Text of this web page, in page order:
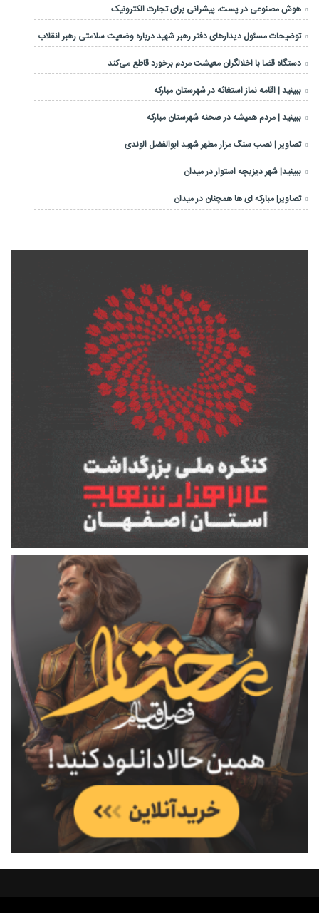
هوش مصنوعی در پست، پیشرانی برای تجارت الکترونیک
توضیحات مسئول دیدارهای دفتر رهبر شهید درباره وضعیت سلامتی رهبر انقلاب
دستگاه قضا با اخلالگران معیشت مردم برخورد قاطع می‌کند
ببینید | اقامه نماز استغاثه در شهرستان مبارکه
ببینید | مردم همیشه در صحنه شهرستان مبارکه
تصاویر | نصب سنگ مزار مطهر شهید ابوالفضل الوندی
ببینید| شهر دیزیچه استوار در میدان
تصاویر| مبارکه ای ها همچنان در میدان